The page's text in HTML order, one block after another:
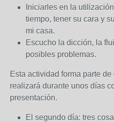
Iniciarles en la
tiempo, tener su cara y
mi casa.
Escucho la dicción, la
posibles problemas.
Esta actividad forma parte
realizará durante unos días
presentación.
El segundo día: tres